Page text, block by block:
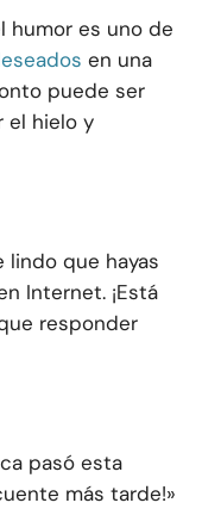
humor es uno de
en una
puede ser
el hielo y
lindo que hayas
Internet. ¡Está
responder
pasó esta
más tarde!»